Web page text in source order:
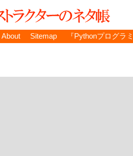
About Sitemap 『Pythonプログラ